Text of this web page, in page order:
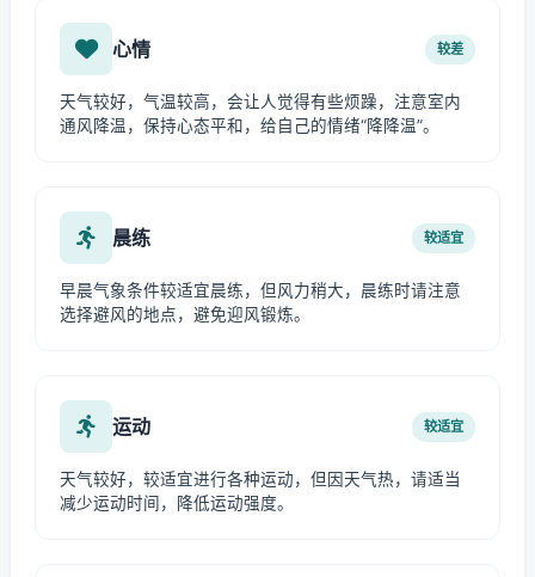
心情 较差
天气较好，气温较高，会让人觉得有些烦躁，注意室内
通风降温，保持心态平和，给自己的情绪“降降温”。
晨练 较适宜
早晨气象条件较适宜晨练，但风力稍大，晨练时请注意
选择避风的地点，避免迎风锻炼。
运动 较适宜
天气较好，较适宜进行各种运动，但因天气热，请适当
减少运动时间，降低运动强度。